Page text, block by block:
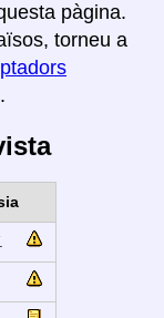
pàgina.
torneu a
.